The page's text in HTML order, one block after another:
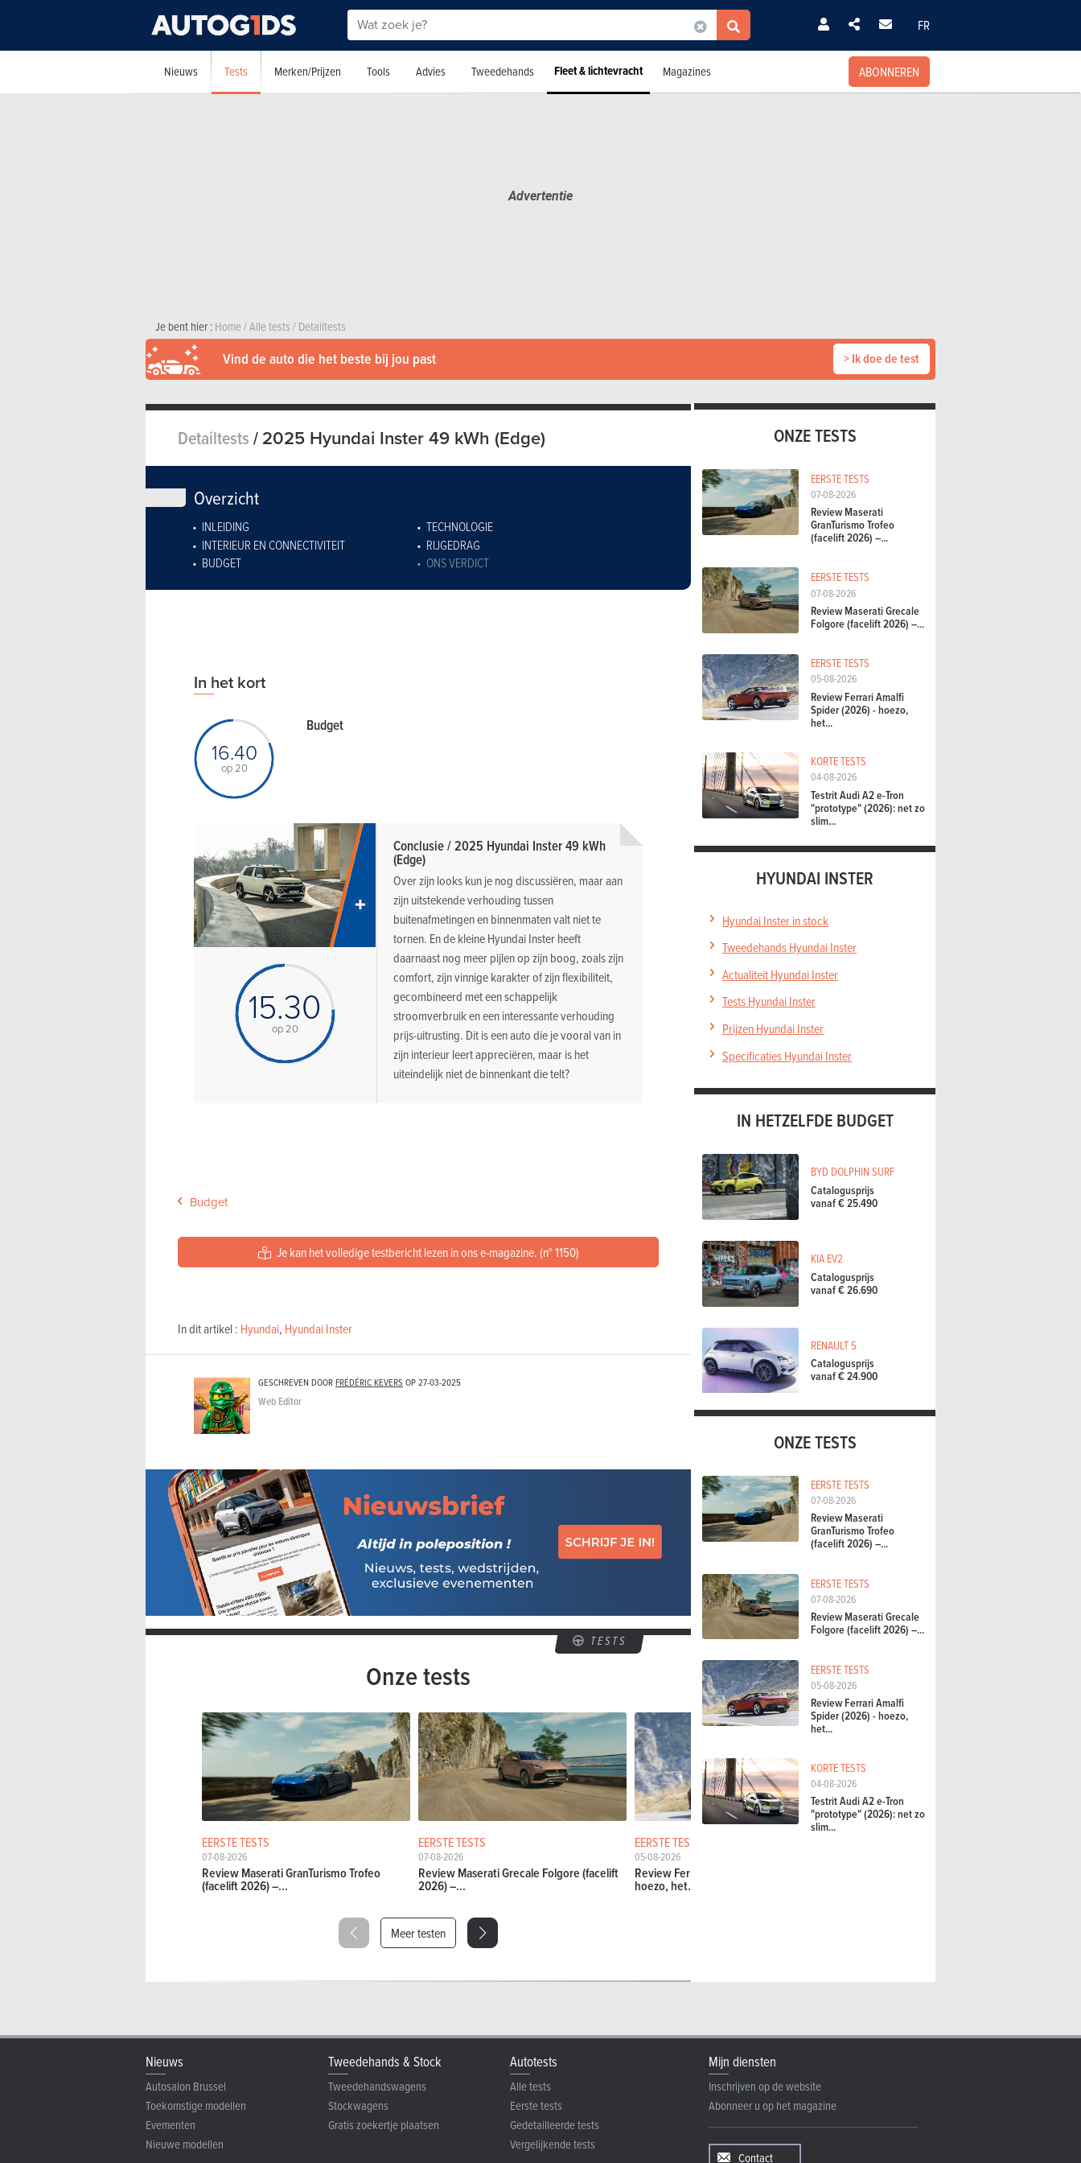
FR
Nieuws Tests Merken/Prijzen Tools Advies Tweedehands Fleet & lichtevracht Magazines ABONNEREN
Je bent hier :Home/Alle tests/Detailtests
Vind de auto die het beste bij jou past > Ik doe de test
Detailtests/2025 Hyundai Inster 49 kWh (Edge)
Overzicht
INLEIDING
TECHNOLOGIE
INTERIEUR EN CONNECTIVITEIT
RIJGEDRAG
BUDGET
ONS VERDICT
In het kort
16.40
op 20
Budget
15.30
op 20
Conclusie / 2025 Hyundai Inster 49 kWh
(Edge)
Over zijn looks kun je nog discussiëren, maar aan
zijn uitstekende verhouding tussen
buitenafmetingen en binnenmaten valt niet te
tornen. En de kleine Hyundai Inster heeft
daarnaast nog meer pijlen op zijn boog, zoals zijn
comfort, zijn vinnige karakter of zijn flexibiliteit,
gecombineerd met een schappelijk
stroomverbruik en een interessante verhouding
prijs-uitrusting. Dit is een auto die je vooral van in
zijn interieur leert appreciëren, maar is het
uiteindelijk niet de binnenkant die telt?
Budget
Je kan het volledige testbericht lezen in ons e-magazine. (n° 1150)
In dit artikel : Hyundai, Hyundai Inster
GESCHREVEN DOORFRÉDÉRIC KEVERS OP27-03-2025
Web Editor
TESTS
Onze tests
EERSTE TESTS
07-08-2026
Review Maserati GranTurismo Trofeo
(facelift 2026) –...
EERSTE TESTS
07-08-2026
Review Maserati Grecale Folgore (facelift
2026) –...
EERSTE TESTS
05-08-2026
Review Ferrari Amalfi Spider (2026) -
hoezo, het...
Meer testen
ONZE TESTS
EERSTE TESTS
07-08-2026
Review Maserati
GranTurismo Trofeo
(facelift 2026) –...
EERSTE TESTS
07-08-2026
Review Maserati Grecale
Folgore (facelift 2026) –...
EERSTE TESTS
05-08-2026
Review Ferrari Amalfi
Spider (2026) - hoezo,
het...
KORTE TESTS
04-08-2026
Testrit Audi A2 e-Tron
"prototype" (2026): net zo
slim...
HYUNDAI INSTER
Hyundai Inster in stock
Tweedehands Hyundai Inster
Actualiteit Hyundai Inster
Tests Hyundai Inster
Prijzen Hyundai Inster
Specificaties Hyundai Inster
IN HETZELFDE BUDGET
BYD DOLPHIN SURF
Catalogusprijs
vanaf € 25.490
KIA EV2
Catalogusprijs
vanaf € 26.690
RENAULT 5
Catalogusprijs
vanaf € 24.900
ONZE TESTS
EERSTE TESTS
07-08-2026
Review Maserati
GranTurismo Trofeo
(facelift 2026) –...
EERSTE TESTS
07-08-2026
Review Maserati Grecale
Folgore (facelift 2026) –...
EERSTE TESTS
05-08-2026
Review Ferrari Amalfi
Spider (2026) - hoezo,
het...
KORTE TESTS
04-08-2026
Testrit Audi A2 e-Tron
"prototype" (2026): net zo
slim...
Nieuws
Autosalon Brussel
Toekomstige modellen
Evementen
Nieuwe modellen
Tweedehands & Stock
Tweedehandswagens
Stockwagens
Gratis zoekertje plaatsen
Autotests
Alle tests
Eerste tests
Gedetailleerde tests
Vergelijkende tests
Mijn diensten
Inschrijven op de website
Abonneer u op het magazine
Contact